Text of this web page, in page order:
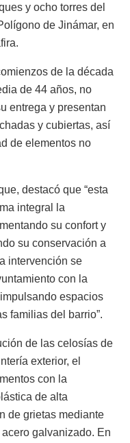
y ocho torres del
de Jinámar, en
de la década
de 44 años, no
entrega y presentan
y cubiertas, así
de elementos no
destacó que “esta
integral la
su confort y
su conservación a
intervención se
con la
espacios
familias del barrio”.
de las celosías de
exterior, el
con la
de alta
de grietas mediante
galvanizado. En